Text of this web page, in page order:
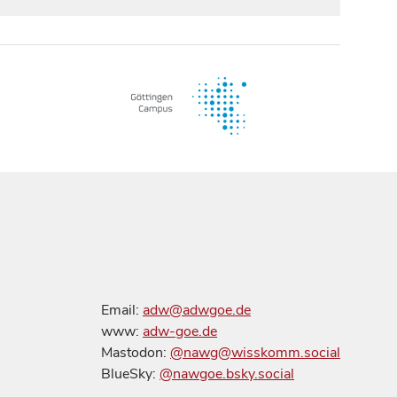
Email: adw@adwgoe.de
www: adw-goe.de
Mastodon: @nawg@wisskomm.social
BlueSky: @nawgoe.bsky.social